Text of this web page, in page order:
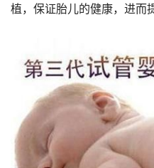
植，保证胎儿的健康，进而